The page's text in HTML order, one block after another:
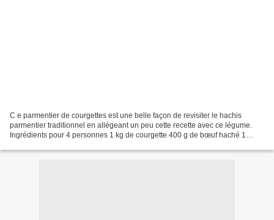
C e parmentier de courgettes est une belle façon de revisiter le hachis
parmentier traditionnel en allégeant un peu cette recette avec ce légume.
Ingrédients pour 4 personnes 1 kg de courgette 400 g de bœuf haché 1